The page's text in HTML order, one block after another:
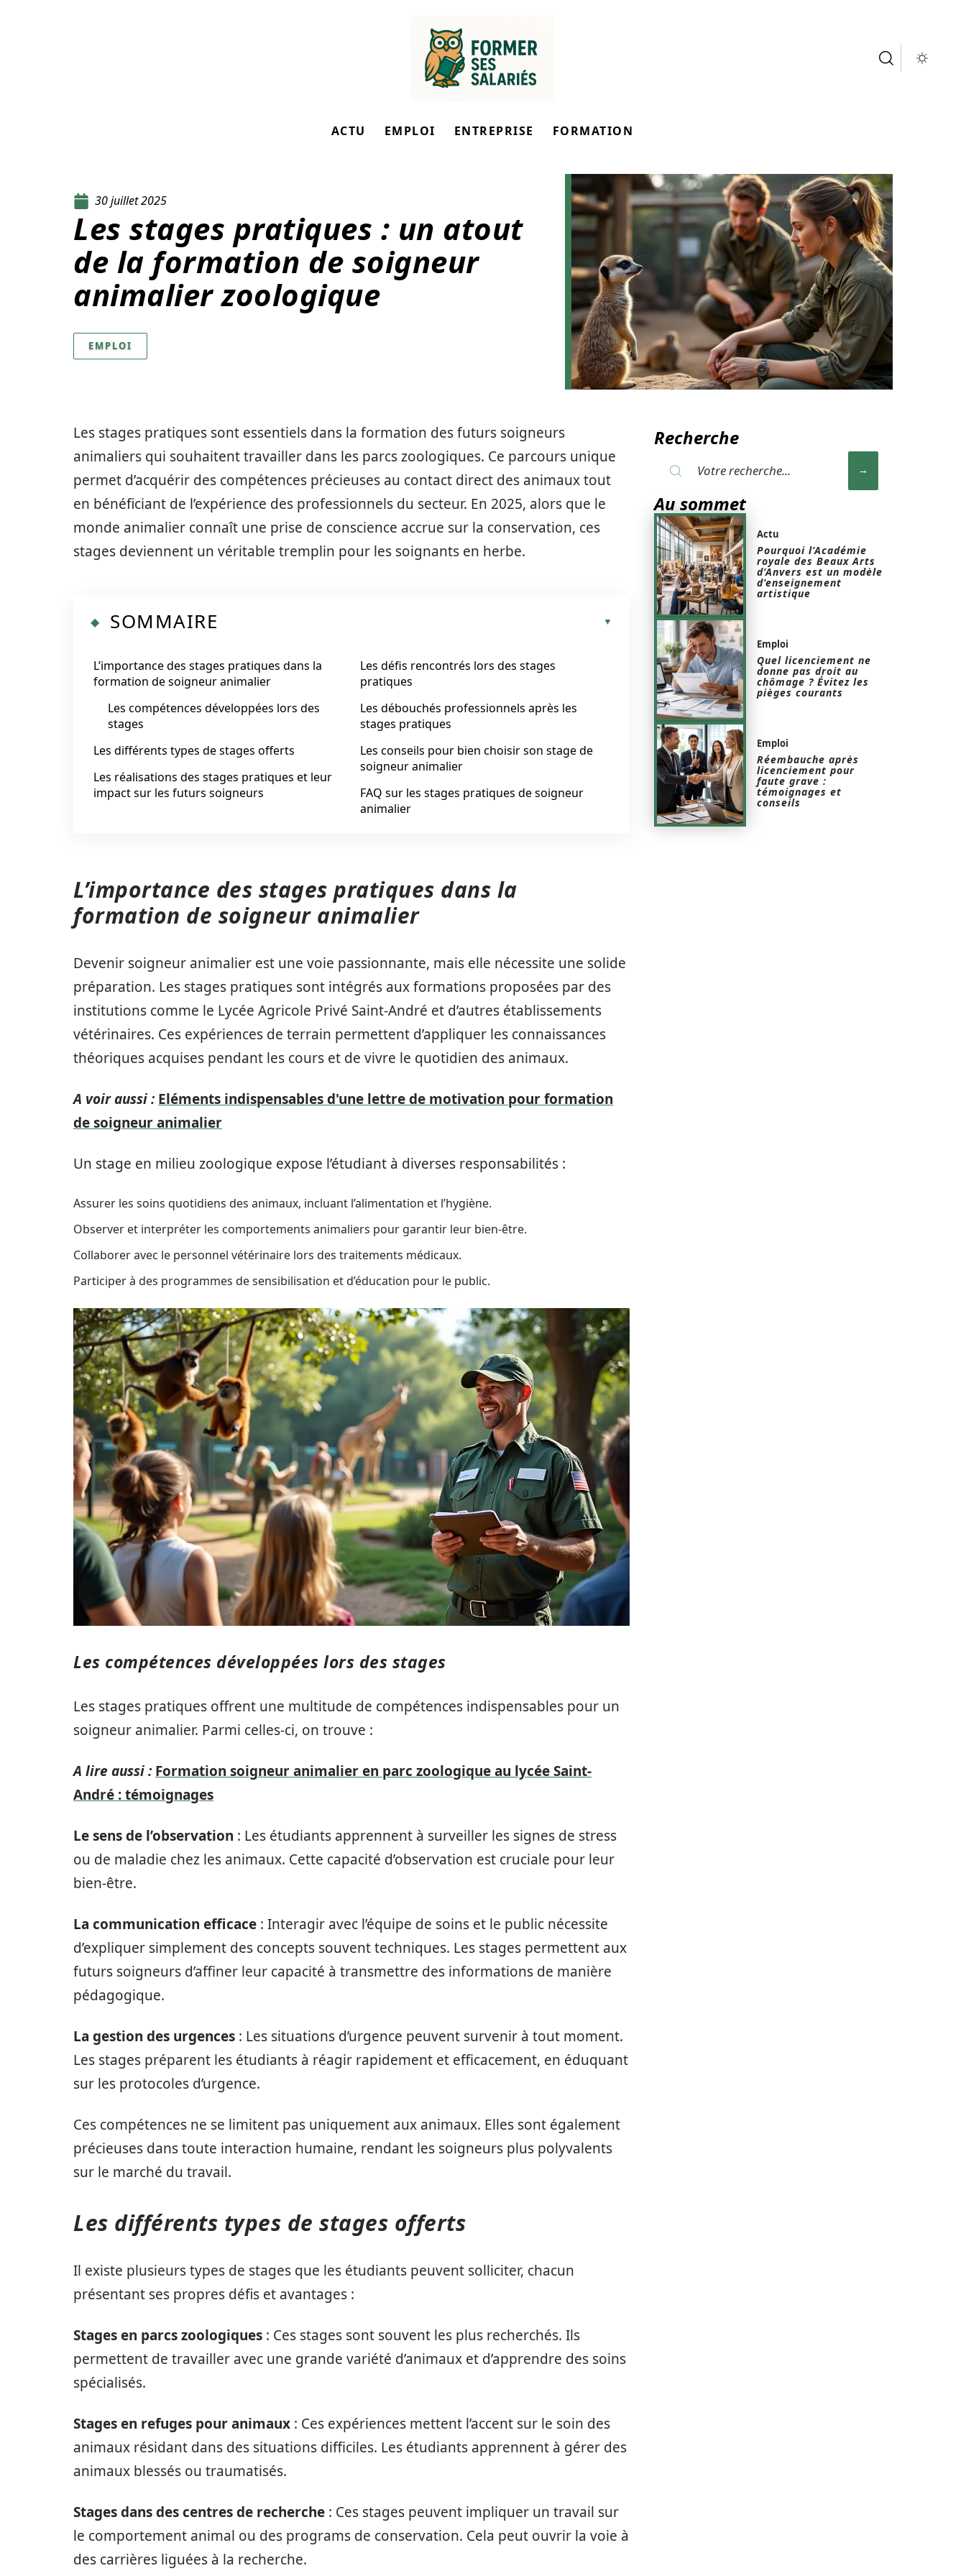
ACTU EMPLOI ENTREPRISE FORMATION
30 juillet 2025
Les stages pratiques : un atout
de la formation de soigneur
animalier zoologique
EMPLOI
Les stages pratiques sont essentiels dans la formation des futurs soigneurs
animaliers qui souhaitent travailler dans les parcs zoologiques. Ce parcours unique
permet d’acquérir des compétences précieuses au contact direct des animaux tout
en bénéficiant de l’expérience des professionnels du secteur. En 2025, alors que le
monde animalier connaît une prise de conscience accrue sur la conservation, ces
stages deviennent un véritable tremplin pour les soignants en herbe.
SOMMAIRE
L’importance des stages pratiques dans la
formation de soigneur animalier
Les compétences développées lors des
stages
Les différents types de stages offerts
Les réalisations des stages pratiques et leur
impact sur les futurs soigneurs
Les défis rencontrés lors des stages
pratiques
Les débouchés professionnels après les
stages pratiques
Les conseils pour bien choisir son stage de
soigneur animalier
FAQ sur les stages pratiques de soigneur
animalier
L’importance des stages pratiques dans la
formation de soigneur animalier
Devenir soigneur animalier est une voie passionnante, mais elle nécessite une solide
préparation. Les stages pratiques sont intégrés aux formations proposées par des
institutions comme le Lycée Agricole Privé Saint-André et d’autres établissements
vétérinaires. Ces expériences de terrain permettent d’appliquer les connaissances
théoriques acquises pendant les cours et de vivre le quotidien des animaux.
A voir aussi : Eléments indispensables d'une lettre de motivation pour formation
de soigneur animalier
Un stage en milieu zoologique expose l’étudiant à diverses responsabilités :
Assurer les soins quotidiens des animaux, incluant l’alimentation et l’hygiène.
Observer et interpréter les comportements animaliers pour garantir leur bien-être.
Collaborer avec le personnel vétérinaire lors des traitements médicaux.
Participer à des programmes de sensibilisation et d’éducation pour le public.
Les compétences développées lors des stages
Les stages pratiques offrent une multitude de compétences indispensables pour un
soigneur animalier. Parmi celles-ci, on trouve :
A lire aussi : Formation soigneur animalier en parc zoologique au lycée Saint-
André : témoignages
Le sens de l’observation : Les étudiants apprennent à surveiller les signes de stress
ou de maladie chez les animaux. Cette capacité d’observation est cruciale pour leur
bien-être.
La communication efficace : Interagir avec l’équipe de soins et le public nécessite
d’expliquer simplement des concepts souvent techniques. Les stages permettent aux
futurs soigneurs d’affiner leur capacité à transmettre des informations de manière
pédagogique.
La gestion des urgences : Les situations d’urgence peuvent survenir à tout moment.
Les stages préparent les étudiants à réagir rapidement et efficacement, en éduquant
sur les protocoles d’urgence.
Ces compétences ne se limitent pas uniquement aux animaux. Elles sont également
précieuses dans toute interaction humaine, rendant les soigneurs plus polyvalents
sur le marché du travail.
Les différents types de stages offerts
Il existe plusieurs types de stages que les étudiants peuvent solliciter, chacun
présentant ses propres défis et avantages :
Stages en parcs zoologiques : Ces stages sont souvent les plus recherchés. Ils
permettent de travailler avec une grande variété d’animaux et d’apprendre des soins
spécialisés.
Stages en refuges pour animaux : Ces expériences mettent l’accent sur le soin des
animaux résidant dans des situations difficiles. Les étudiants apprennent à gérer des
animaux blessés ou traumatisés.
Stages dans des centres de recherche : Ces stages peuvent impliquer un travail sur
le comportement animal ou des programs de conservation. Cela peut ouvrir la voie à
des carrières liguées à la recherche.
Recherche
Au sommet
Actu
Pourquoi l’Académie
royale des Beaux Arts
d’Anvers est un modèle
d’enseignement
artistique
Emploi
Quel licenciement ne
donne pas droit au
chômage ? Évitez les
pièges courants
Emploi
Réembauche après
licenciement pour
faute grave :
témoignages et
conseils